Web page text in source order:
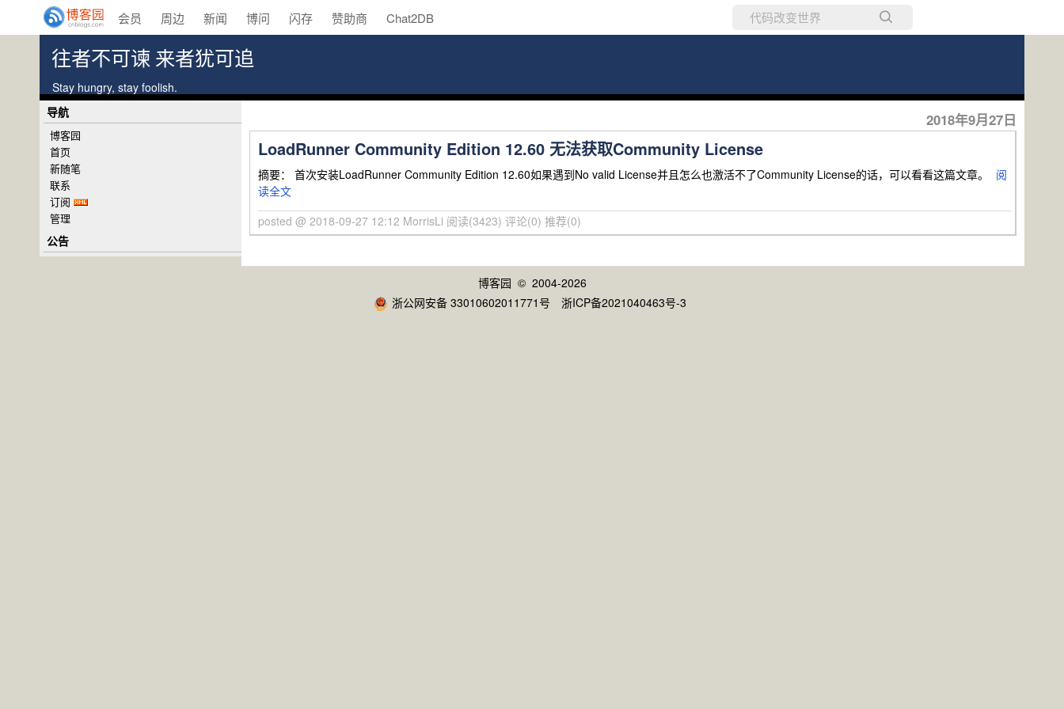
会员 周边 新闻 博问 闪存 赞助商 Chat2DB
往者不可谏 来者犹可追
Stay hungry, stay foolish.
2018年9月27日
LoadRunner Community Edition 12.60 无法获取Community License
摘要： 首次安装LoadRunner Community Edition 12.60如果遇到No valid License并且怎么也激活不了Community License的话，可以看看这篇文章。
阅
读全文
posted @ 2018-09-27 12:12 MorrisLi 阅读(3423) 评论(0) 推荐(0)
导航
博客园
首页
新随笔
联系
订阅
管理
公告
博客园 © 2004-2026
浙公网安备 33010602011771号
浙ICP备2021040463号-3